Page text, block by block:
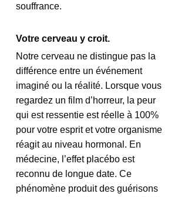
souffrance.
Votre cerveau y croit.
Notre cerveau ne distingue pas la
différence entre un événement
imaginé ou la réalité. Lorsque vous
regardez un film d’horreur, la peur
qui est ressentie est réelle à 100%
pour votre esprit et votre organisme
réagit au niveau hormonal. En
médecine, l’effet placébo est
reconnu de longue date. Ce
phénomène produit des guérisons